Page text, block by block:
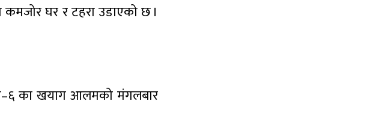
घर र टहरा उडाएको छ ।
का खयाग आलमको मंगलबार